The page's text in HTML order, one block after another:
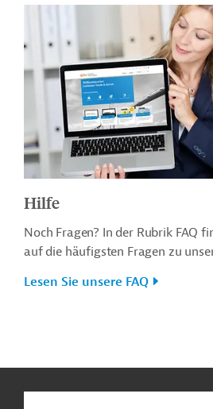
Hilfe
Noch Fragen? In der Rubrik FAQ
auf die häufigsten Fragen zu
Lesen Sie unsere FAQ